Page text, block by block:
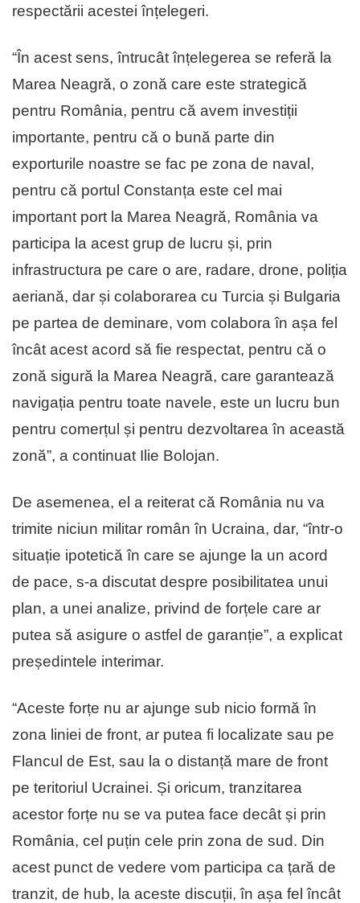
respectării acestei înțelegeri.
“În acest sens, întrucât înțelegerea se referă la
Marea Neagră, o zonă care este strategică
pentru România, pentru că avem investiții
importante, pentru că o bună parte din
exporturile noastre se fac pe zona de naval,
pentru că portul Constanța este cel mai
important port la Marea Neagră, România va
participa la acest grup de lucru și, prin
infrastructura pe care o are, radare, drone, poliția
aeriană, dar și colaborarea cu Turcia și Bulgaria
pe partea de deminare, vom colabora în așa fel
încât acest acord să fie respectat, pentru că o
zonă sigură la Marea Neagră, care garantează
navigația pentru toate navele, este un lucru bun
pentru comerțul și pentru dezvoltarea în această
zonă”, a continuat Ilie Bolojan.
De asemenea, el a reiterat că România nu va
trimite niciun militar român în Ucraina, dar, “într-o
situație ipotetică în care se ajunge la un acord
de pace, s-a discutat despre posibilitatea unui
plan, a unei analize, privind de forțele care ar
putea să asigure o astfel de garanție”, a explicat
președintele interimar.
“Aceste forțe nu ar ajunge sub nicio formă în
zona liniei de front, ar putea fi localizate sau pe
Flancul de Est, sau la o distanță mare de front
pe teritoriul Ucrainei. Și oricum, tranzitarea
acestor forțe nu se va putea face decât și prin
România, cel puțin cele prin zona de sud. Din
acest punct de vedere vom participa ca țară de
tranzit, de hub, la aceste discuții, în așa fel încât